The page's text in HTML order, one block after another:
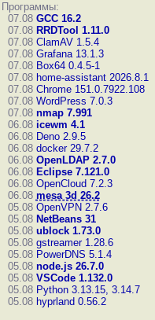
Программы:
07.08 GCC 16.2
07.08 RRDTool 1.11.0
07.08 ClamAV 1.5.4
07.08 Grafana 13.1.3
07.08 Box64 0.4.5-1
07.08 home-assistant 2026.8.1
07.08 Chrome 151.0.7922.108
07.08 WordPress 7.0.3
07.08 nmap 7.991
06.08 icewm 4.1
06.08 Deno 2.9.5
06.08 docker 29.7.2
06.08 OpenLDAP 2.7.0
06.08 Eclipse 7.121.0
06.08 OpenCloud 7.2.3
06.08 mesa 3d 26.2
05.08 OpenVPN 2.7.6
05.08 NetBeans 31
05.08 ublock 1.73.0
05.08 gstreamer 1.28.6
05.08 PowerDNS 5.1.4
05.08 node.js 26.7.0
05.08 VSCode 1.132.0
05.08 Python 3.13.15, 3.14.7
05.08 hyprland 0.56.2